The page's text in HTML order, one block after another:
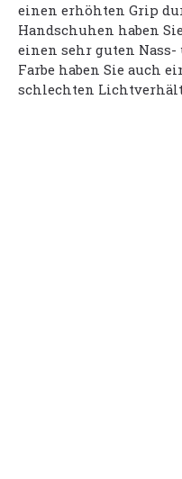
einen erhöhten Grip
Handschuhen haben
einen sehr guten
Farbe haben Sie auch
schlechten